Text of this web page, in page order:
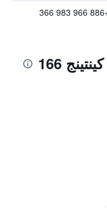
+886
166